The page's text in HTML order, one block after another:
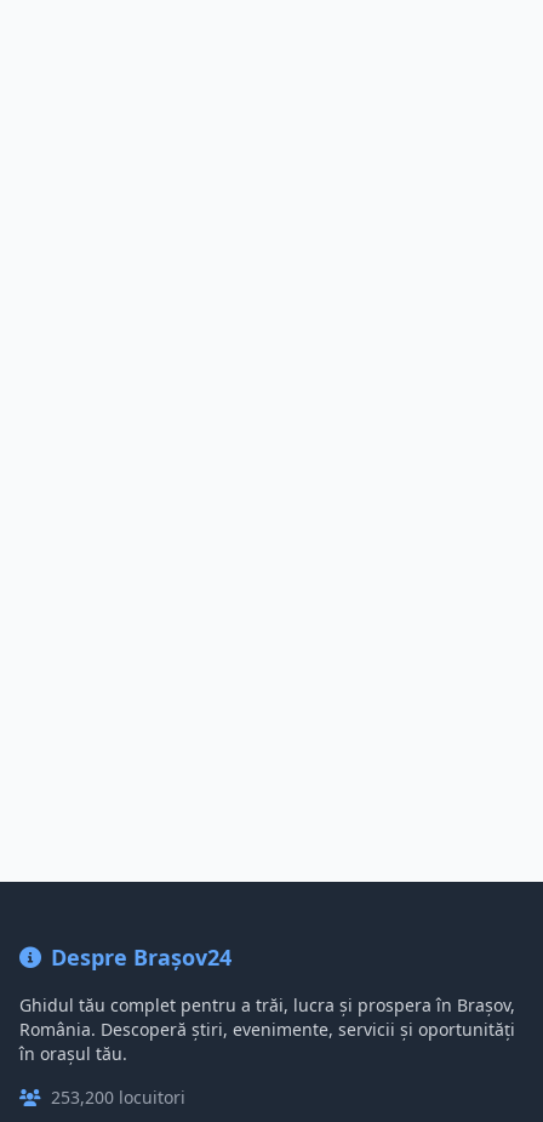
Despre Brașov24
Ghidul tău complet pentru a trăi, lucra și prospera în Brașov,
România. Descoperă știri, evenimente, servicii și oportunități
în orașul tău.
253,200 locuitori